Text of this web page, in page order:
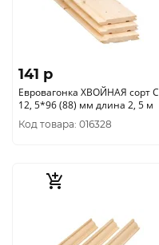
141 p
Евровагонка ХВОЙНАЯ сорт С
12, 5*96 (88) мм длина 2, 5 м
Код товара: 016328